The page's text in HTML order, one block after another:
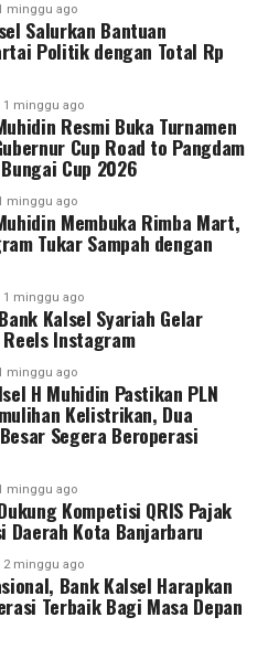
minggu ago
Salurkan Bantuan
Politik dengan Total Rp
1 minggu ago
Resmi Buka Turnamen
Cup Road to Pangdam
Cup 2026
minggu ago
Membuka Rimba Mart,
Tukar Sampah dengan
1 minggu ago
Kalsel Syariah Gelar
Reels Instagram
minggu ago
H Muhidin Pastikan PLN
Kelistrikan, Dua
Segera Beroperasi
minggu ago
Kompetisi QRIS Pajak
Daerah Kota Banjarbaru
2 minggu ago
Bank Kalsel Harapkan
Terbaik Bagi Masa Depan